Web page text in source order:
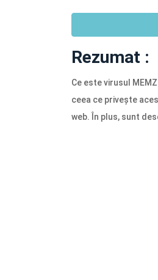
Rezumat :
Ce este virusul
ceea ce privește
web. În plus, sunt